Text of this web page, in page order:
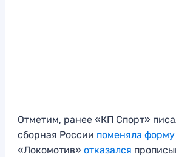
Отметим, ранее «КП Спорт»
сборная России поменяла форму
«Локомотив» отказался